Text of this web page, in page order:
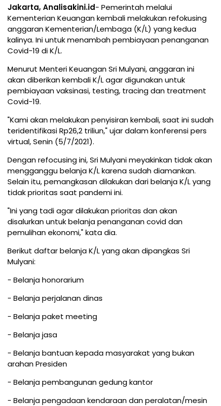
Jakarta, Analisakini.id- Pemerintah melalui
Kementerian Keuangan kembali melakukan refokusing
anggaran Kementerian/Lembaga (K/L) yang kedua
kalinya. Ini untuk menambah pembiayaan penanganan
Covid-19 di K/L.
Menurut Menteri Keuangan Sri Mulyani, anggaran ini
akan diberikan kembali K/L agar digunakan untuk
pembiayaan vaksinasi, testing, tracing dan treatment
Covid-19.
"Kami akan melakukan penyisiran kembali, saat ini sudah
teridentifikasi Rp26,2 triliun," ujar dalam konferensi pers
virtual, Senin (5/7/2021).
Dengan refocusing ini, Sri Mulyani meyakinkan tidak akan
mengganggu belanja K/L karena sudah diamankan.
Selain itu, pemangkasan dilakukan dari belanja K/L yang
tidak prioritas saat pandemi ini.
"Ini yang tadi agar dilakukan prioritas dan akan
disalurkan untuk belanja penanganan covid dan
pemulihan ekonomi," kata dia.
Berikut daftar belanja K/L yang akan dipangkas Sri
Mulyani:
- Belanja honorarium
- Belanja perjalanan dinas
- Belanja paket meeting
- Belanja jasa
- Belanja bantuan kepada masyarakat yang bukan
arahan Presiden
- Belanja pembangunan gedung kantor
- Belanja pengadaan kendaraan dan peralatan/mesin